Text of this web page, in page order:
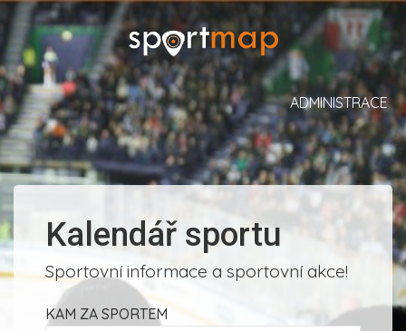
ADMINISTRACE
Kalendář sportu
Sportovní informace a sportovní akce!
KAM ZA SPORTEM